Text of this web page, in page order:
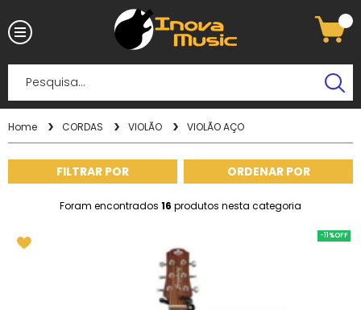
Home CORDAS VIOLÃO VIOLÃO AÇO
FILTRAR POR ORDENAR POR
Foram encontrados 16 produtos nesta categoria
-11%